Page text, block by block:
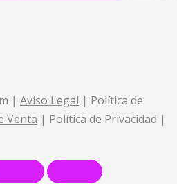
| Aviso Legal | Política de
Venta | Política de Privacidad |